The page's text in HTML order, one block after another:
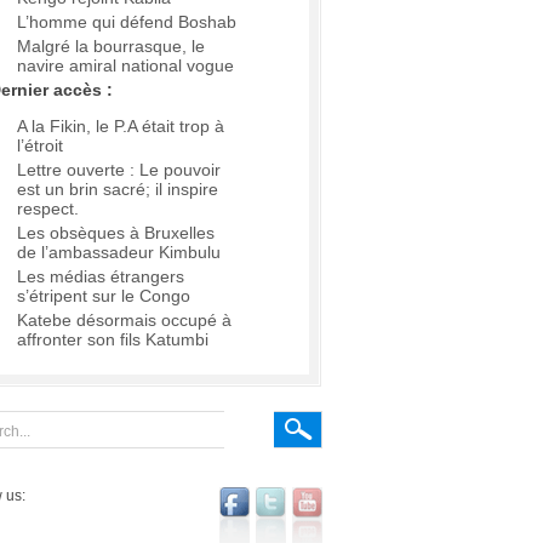
L’homme qui défend Boshab
Malgré la bourrasque, le
navire amiral national vogue
accès :
A la Fikin, le P.A était trop à
l’étroit
Lettre ouverte : Le pouvoir
est un brin sacré; il inspire
respect.
Les obsèques à Bruxelles
de l’ambassadeur Kimbulu
Les médias étrangers
s’étripent sur le Congo
Katebe désormais occupé à
affronter son fils Katumbi
us: